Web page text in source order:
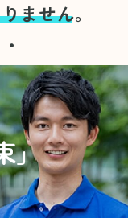
ません。
」